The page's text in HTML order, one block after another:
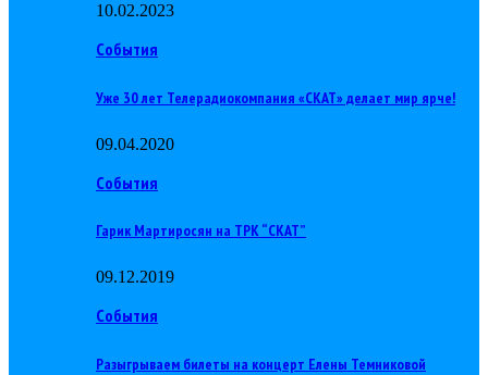
10.02.2023
События
Уже 30 лет Телерадиокомпания «СКАТ» делает мир ярче!
09.04.2020
События
Гарик Мартиросян на ТРК “СКАТ”
09.12.2019
События
Разыгрываем билеты на концерт Елены Темниковой